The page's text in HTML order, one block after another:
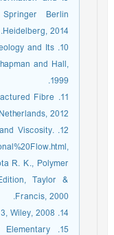
Berlin
Heidelberg, 2014.
and Its
and Hall,
1999.
Fibre
2012.
Viscosity.
R. K., Polymer
Taylor &
Francis, 2000.
14. Elias H.-G., Macromolecules, Vol. 3, Wiley, 2008.
Elementary